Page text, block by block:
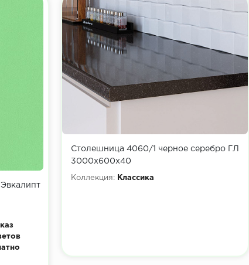
Столешница 4060/1 черное серебро ГЛ
3000х600х40
Коллекция: Классика